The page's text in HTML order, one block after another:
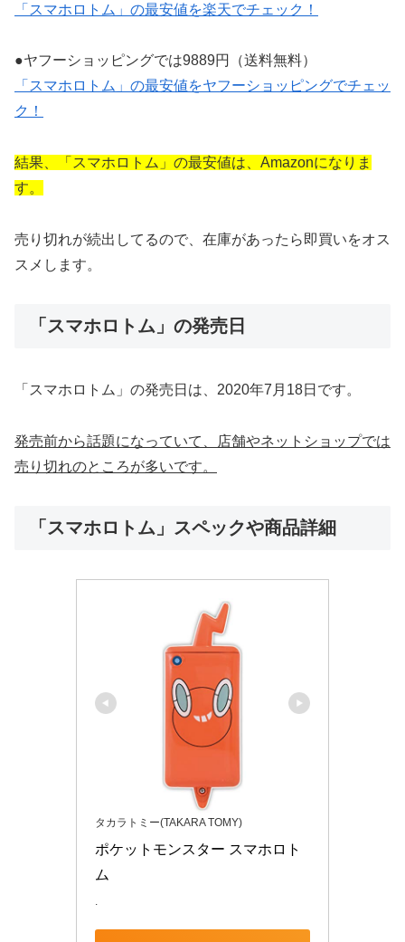
「スマホロトム」の最安値を楽天でチェック！
●ヤフーショッピングでは9889円（送料無料）
「スマホロトム」の最安値をヤフーショッピングでチェッ
ク！
結果、「スマホロトム」の最安値は、Amazonになりま
す。
売り切れが続出してるので、在庫があったら即買いをオス
スメします。
「スマホロトム」の発売日
「スマホロトム」の発売日は、2020年7月18日です。
発売前から話題になっていて、店舗やネットショップでは
売り切れのところが多いです。
「スマホロトム」スペックや商品詳細
タカラトミー(TAKARA TOMY)
ポケットモンスター スマホロト
ム
.